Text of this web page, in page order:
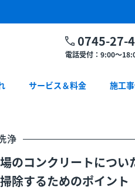
0745-27-
電話受付：9:00～
サービス＆料金 施工
浄
のコンクリートにつ
除するためのポイント